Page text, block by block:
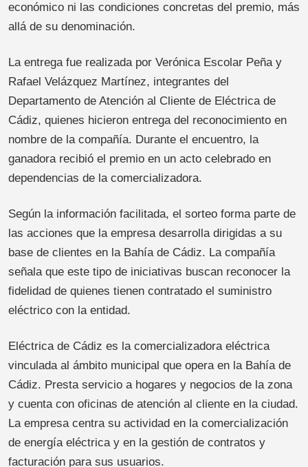
económico ni las condiciones concretas del premio, más
allá de su denominación.
La entrega fue realizada por Verónica Escolar Peña y
Rafael Velázquez Martínez, integrantes del
Departamento de Atención al Cliente de Eléctrica de
Cádiz, quienes hicieron entrega del reconocimiento en
nombre de la compañía. Durante el encuentro, la
ganadora recibió el premio en un acto celebrado en
dependencias de la comercializadora.
Según la información facilitada, el sorteo forma parte de
las acciones que la empresa desarrolla dirigidas a su
base de clientes en la Bahía de Cádiz. La compañía
señala que este tipo de iniciativas buscan reconocer la
fidelidad de quienes tienen contratado el suministro
eléctrico con la entidad.
Eléctrica de Cádiz es la comercializadora eléctrica
vinculada al ámbito municipal que opera en la Bahía de
Cádiz. Presta servicio a hogares y negocios de la zona
y cuenta con oficinas de atención al cliente en la ciudad.
La empresa centra su actividad en la comercialización
de energía eléctrica y en la gestión de contratos y
facturación para sus usuarios.